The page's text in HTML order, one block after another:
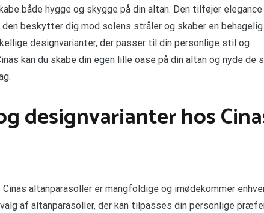
både hygge og skygge på din altan. Den tilføjer
beskytter dig mod solens stråler og skaber en behagelig
designvarianter, der passer til din personlige stil og
kan du skabe din egen lille oase på din altan og nyde de
designvarianter hos
altanparasoller er mangfoldige og imødekommer
af altanparasoller, der kan tilpasses din personlige